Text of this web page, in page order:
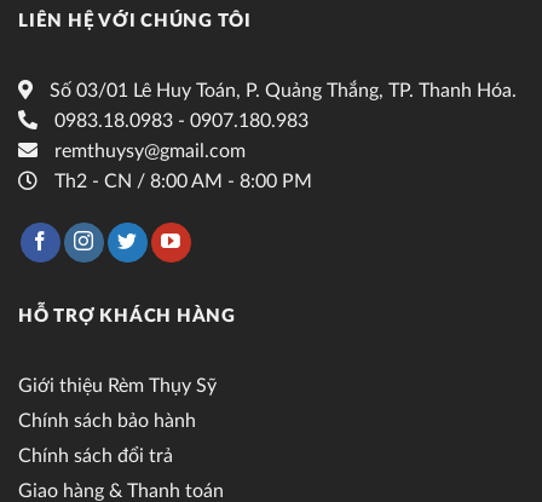
LIÊN HỆ VỚI CHÚNG TÔI
Số 03/01 Lê Huy Toán, P. Quảng Thắng, TP. Thanh Hóa.
0983.18.0983 - 0907.180.983
remthuysy@gmail.com
Th2 - CN / 8:00 AM - 8:00 PM
HỖ TRỢ KHÁCH HÀNG
Giới thiệu Rèm Thụy Sỹ
Chính sách bảo hành
Chính sách đổi trả
Giao hàng & Thanh toán